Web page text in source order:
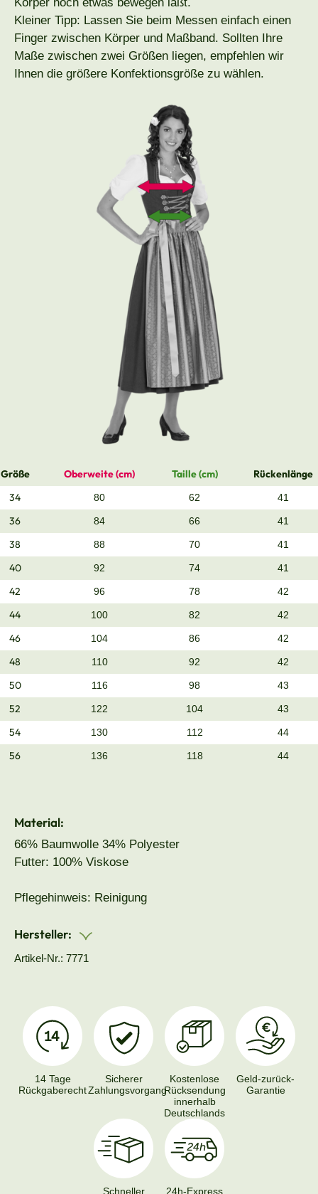
Kleiner Tipp: Lassen Sie beim Messen einfach einen
Finger zwischen Körper und Maßband. Sollten Ihre
Maße zwischen zwei Größen liegen, empfehlen wir
Ihnen die größere Konfektionsgröße zu wählen.
Größe Oberweite (cm) Taille (cm)
Rückenlänge
34
80 62 41
36 84 66 41
38 88 70 41
40 92 74 41
42 96 78 42
44 100 82 42
46 104 86 42
48 110 92 42
50 116 98 43
52 122 104 43
54 130 112 44
56 136 118 44
Material:
66% Baumwolle 34% Polyester
Futter: 100% Viskose
Pflegehinweis: Reinigung
Hersteller:
Artikel-Nr.: 7771
14 Tage
Rückgaberecht
Sicherer
Zahlungsvorgang
Kostenlose
Rücksendung
innerhalb
Deutschlands
Geld-zurück-
Garantie
Schneller
24h-Express